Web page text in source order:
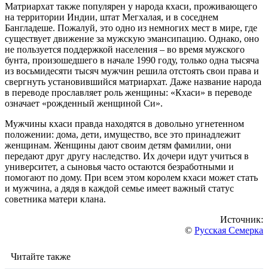
Матриархат также популярен у народа кхаси, проживающего
на территории Индии, штат Мегхалая, и в соседнем
Бангладеше. Пожалуй, это одно из немногих мест в мире, где
существует движение за мужскую эмансипацию. Однако, оно
не пользуется поддержкой населения – во время мужского
бунта, произошедшего в начале 1990 году, только одна тысяча
из восьмидесяти тысяч мужчин решила отстоять свои права и
свергнуть установившийся матриархат. Даже название народа
в переводе прославляет роль женщины: «Кхаси» в переводе
означает «рожденный женщиной Си».
Мужчины кхаси правда находятся в довольно угнетенном
положении: дома, дети, имущество, все это принадлежит
женщинам. Женщины дают своим детям фамилии, они
передают друг другу наследство. Их дочери идут учиться в
университет, а сыновья часто остаются безработными и
помогают по дому. При всем этом королем кхаси может стать
и мужчина, а дядя в каждой семье имеет важный статус
советника матери клана.
Источник:
© Русская Семерка
Читайте также